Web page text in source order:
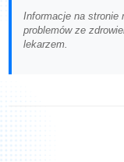
Informacje na stronie
problemów ze
lekarzem.